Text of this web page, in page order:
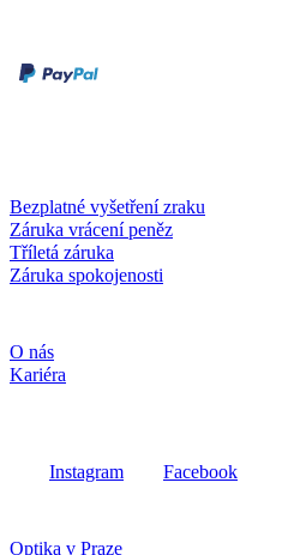
Bezplatné vyšetření zraku
Záruka vrácení peněz
Tříletá záruka
Záruka spokojenosti
O nás
Kariéra
Instagram Facebook
Optika v Praze